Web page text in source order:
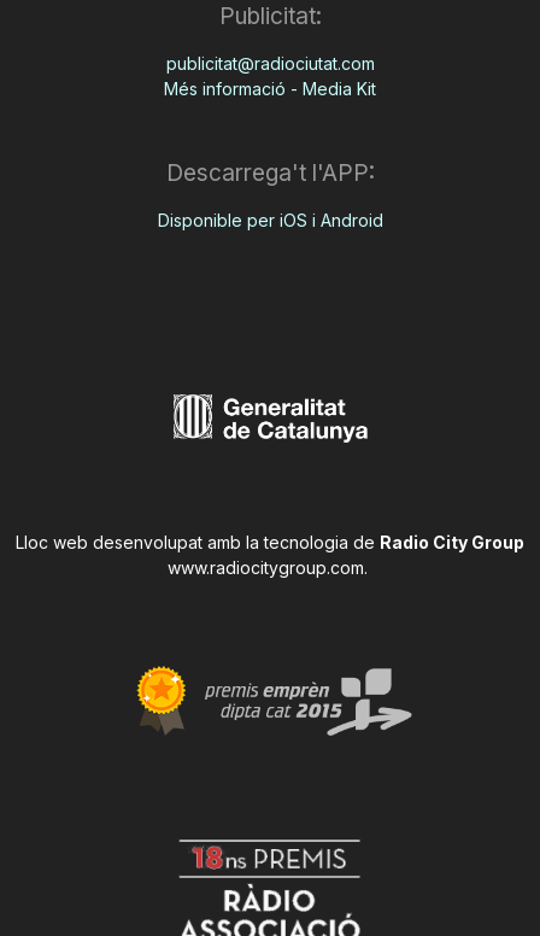
Publicitat:
publicitat@radiociutat.com
Més informació - Media Kit
Descarrega't l'APP:
Disponible per iOS i Android
Lloc web desenvolupat amb la tecnologia de Radio City Group
www.radiocitygroup.com.